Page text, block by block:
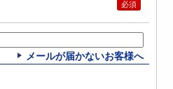
メールが届かないお客様へ